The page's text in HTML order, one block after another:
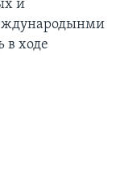
и
в ходе